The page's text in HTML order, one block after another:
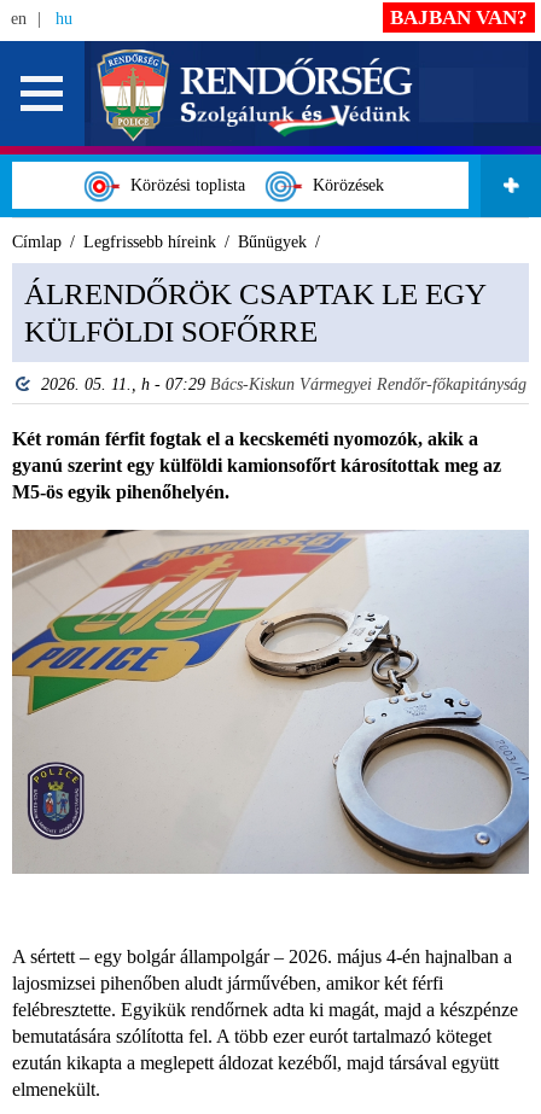
en hu
Körözési toplista Körözések
BAJBAN VAN?
Címlap Legfrissebb híreink Bűnügyek
ÁLRENDŐRÖK CSAPTAK LE EGY
KÜLFÖLDI SOFŐRRE
2026. 05. 11., h - 07:29 Bács-Kiskun Vármegyei Rendőr-főkapitányság
Két román férfit fogtak el a kecskeméti nyomozók, akik a
gyanú szerint egy külföldi kamionsofőrt károsítottak meg az
M5-ös egyik pihenőhelyén.
A sértett – egy bolgár állampolgár – 2026. május 4-én hajnalban a
lajosmizsei pihenőben aludt járművében, amikor két férfi
felébresztette. Egyikük rendőrnek adta ki magát, majd a készpénze
bemutatására szólította fel. A több ezer eurót tartalmazó köteget
ezután kikapta a meglepett áldozat kezéből, majd társával együtt
elmenekült.